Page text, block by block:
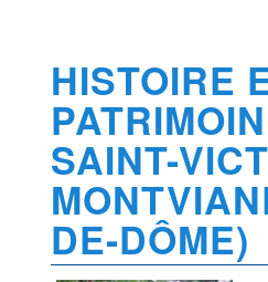
HISTOIRE
SAINT-
DE-DÔME)